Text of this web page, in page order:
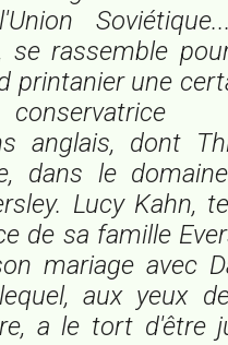
se rassemble
printanier une
anglais, dont
dans le
Lucy Kahn,
de sa famille
mariage avec
aux yeux
a le tort d'être